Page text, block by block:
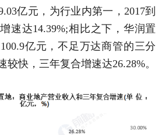
亿元，为行业内第一，2017到
速达14.39%;相比之下，华润置
亿元，不足万达商管的三分
较快，三年复合增速达26.28%。